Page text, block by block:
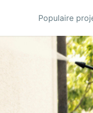
Populaire